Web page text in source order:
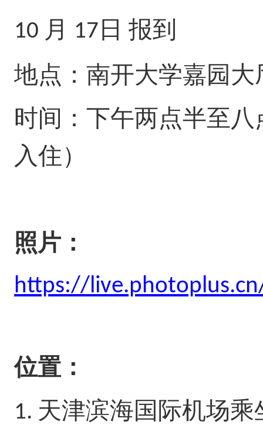
10 月 17 日 报到
地点：南开大学嘉园大
时间：下午两点半至
入住）
照片：
https://
位置：
1. 天津滨海国际机场乘